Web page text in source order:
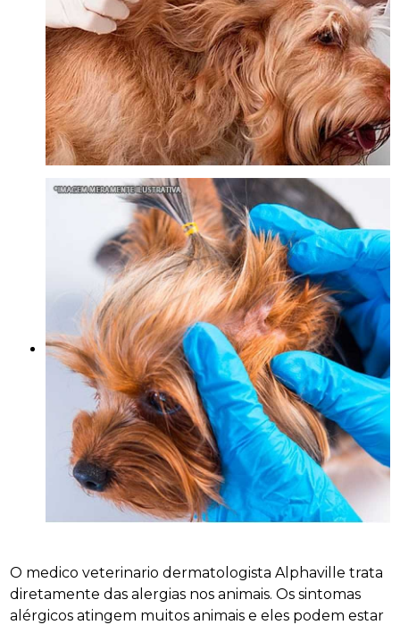
O medico veterinario dermatologista Alphaville trata
diretamente das alergias nos animais. Os sintomas
alérgicos atingem muitos animais e eles podem estar